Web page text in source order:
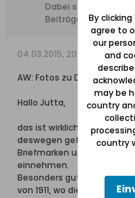
Dabei seit:
Beiträge:
924
04.03.2015, 20:40
AW: Fotos zu Dirschau
Hallo Jutta,
das ist wirklich eine nett
deswegen gefällt, daß
Briefmarken und
einnehmen.
Besonders gut gefällt mir
von 1911, wo die
By clicking
agree to
our
and
may be
country
country